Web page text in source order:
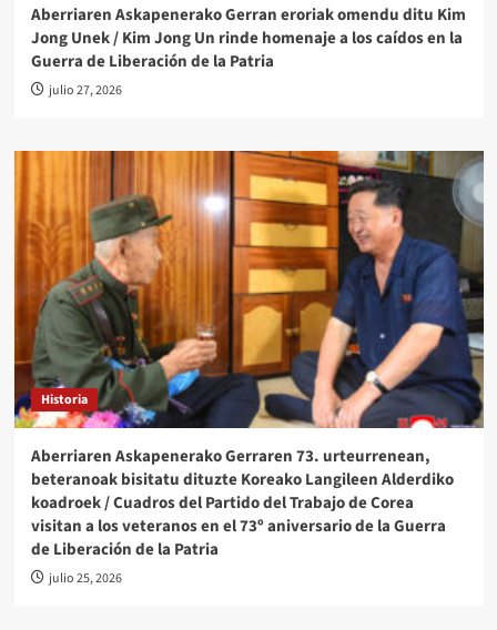
Aberriaren Askapenerako Gerran eroriak omendu ditu Kim
Jong Unek / Kim Jong Un rinde homenaje a los caídos en la
Guerra de Liberación de la Patria
julio 27, 2026
Historia
Aberriaren Askapenerako Gerraren 73. urteurrenean,
beteranoak bisitatu dituzte Koreako Langileen Alderdiko
koadroek / Cuadros del Partido del Trabajo de Corea
visitan a los veteranos en el 73º aniversario de la Guerra
de Liberación de la Patria
julio 25, 2026